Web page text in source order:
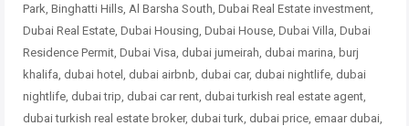
Park, Binghatti Hills, Al Barsha South, Dubai Real Estate investment,
Dubai Real Estate, Dubai Housing, Dubai House, Dubai Villa, Dubai
Residence Permit, Dubai Visa, dubai jumeirah, dubai marina, burj
khalifa, dubai hotel, dubai airbnb, dubai car, dubai nightlife, dubai
nightlife, dubai trip, dubai car rent, dubai turkish real estate agent,
dubai turkish real estate broker, dubai turk, dubai price, emaar dubai,